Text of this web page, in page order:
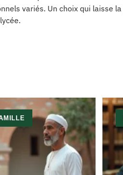
variés. Un choix qui laisse